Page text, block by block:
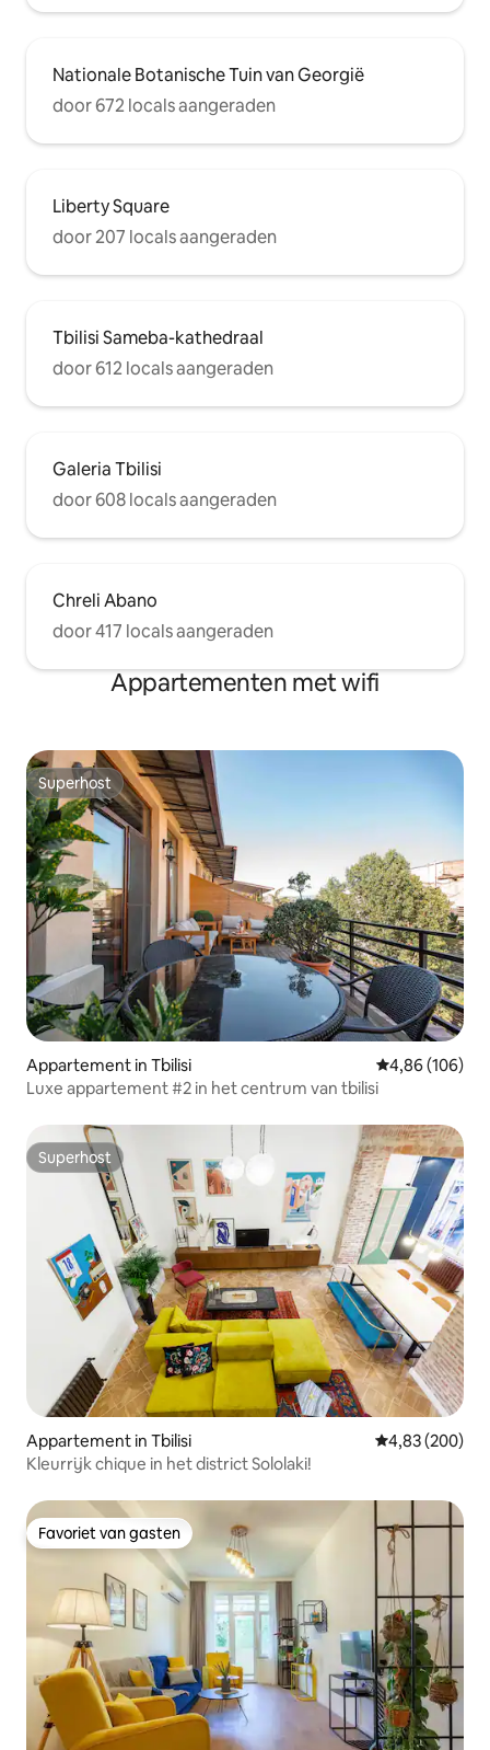
Nationale Botanische Tuin van Georgië
door 672 locals aangeraden
Liberty Square
door 207 locals aangeraden
Tbilisi Sameba-kathedraal
door 612 locals aangeraden
Galeria Tbilisi
door 608 locals aangeraden
Chreli Abano
door 417 locals aangeraden
Appartementen met wifi
Superhost
Superhost
Appartement in Tbilisi Gemiddelde
4,86 (106)
Luxe appartement #2 in het centrum van tbilisi
Superhost
Superhost
Appartement in Tbilisi Gemiddelde
4,83 (200)
Kleurrijk chique in het district Sololaki!
Favoriet van gasten
Favoriet van gasten